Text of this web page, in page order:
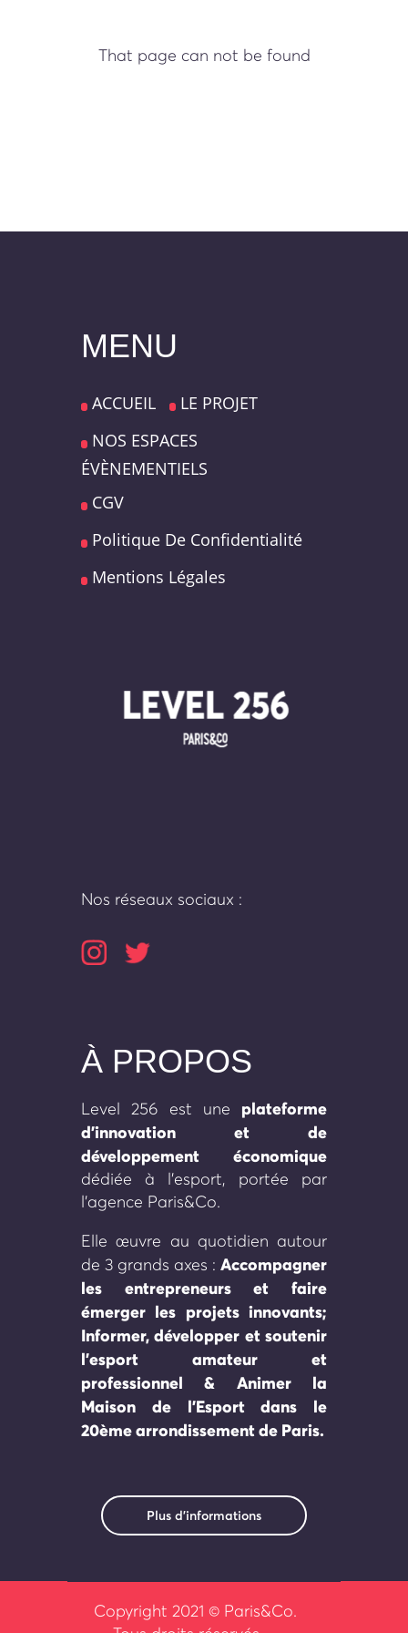
That page can not be found
MENU
ACCUEIL
LE PROJET
NOS ESPACES
ÉVÈNEMENTIELS
CGV
Politique De Confidentialité
Mentions Légales
Nos réseaux sociaux :
À PROPOS
Level 256 est une plateforme
d’innovation et de
développement économique
dédiée à l’esport, portée par
l’agence Paris&Co.
Elle œuvre au quotidien autour
de 3 grands axes : Accompagner
les entrepreneurs et faire
émerger les projets innovants;
Informer, développer et soutenir
l’esport amateur et
professionnel & Animer la
Maison de l’Esport dans le
20ème arrondissement de Paris.
Plus d'informations
Copyright 2021 © Paris&Co.